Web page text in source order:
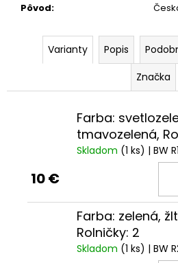
Pôvod:
Varianty Popis
Značka
Farba:
tmavozelená,
Skladom (1 ks) | BW
10 €
Farba: zelená,
Rolničky: 2
Skladom (1 ks) | BW